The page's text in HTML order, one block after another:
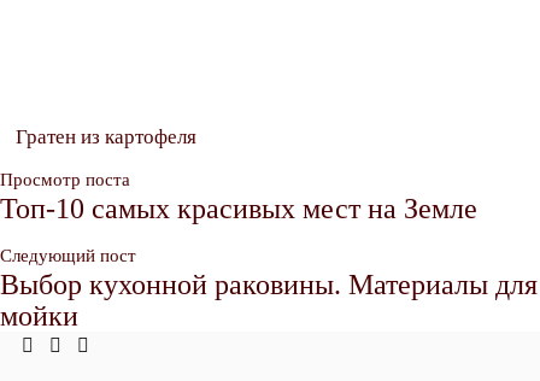
Гратен из картофеля
Просмотр поста
Топ-10 самых красивых мест на Земле
Следующий пост
Выбор кухонной раковины. Материалы для
мойки